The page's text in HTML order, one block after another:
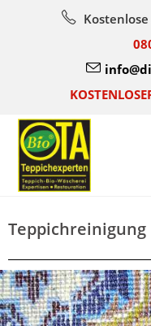
Teppichreinigung